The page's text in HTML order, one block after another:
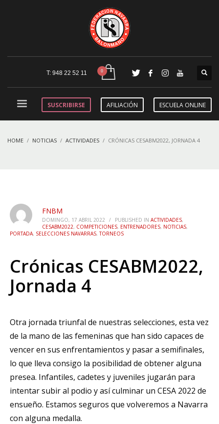
T: 948 22 52 11
SUSCRIBIRSE AFILIACIÓN ESCUELA ONLINE
HOME NOTICIAS ACTIVIDADES CRÓNICAS CESABM2022, JORNADA 4
FNBM
DOMINGO, 17 ABRIL 2022 / PUBLISHED IN ACTIVIDADES,
CESABM2022, COMPETICIONES, ENTRENADORES, NOTICIAS,
PORTADA, SELECCIONES NAVARRAS,TORNEOS
Crónicas CESABM2022,
Jornada 4
Otra jornada triunfal de nuestras selecciones, esta vez
de la mano de las femeninas que han sido capaces de
vencer en sus enfrentamientos y pasar a semifinales,
lo que lleva consigo la posibilidad de obtener alguna
presea. Infantiles, cadetes y juveniles jugarán para
intentar subir al podio y así culminar un CESA 2022 de
ensueño. Estamos seguros que volveremos a Navarra
con alguna medalla.